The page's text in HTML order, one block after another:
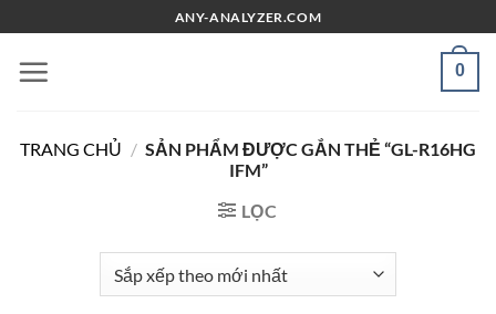
đến
nội
ANY-ANALYZER.COM
0
TRANG CHỦ / SẢN PHẨM ĐƯỢC GẮN THẺ “GL-R16HG
IFM”
LỌC